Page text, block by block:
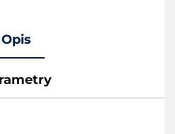
Opis